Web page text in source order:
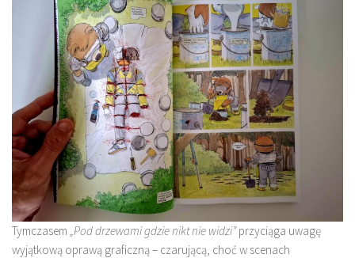
Tymczasem „Pod drzewami gdzie nikt nie widzi”przyciąga uwagę
wyjątkową oprawą graficzną – czarującą, choć w scenach